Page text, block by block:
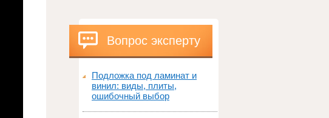
Вопрос эксперту
Подложка под ламинат и
винил: виды, плиты,
ошибочный выбор